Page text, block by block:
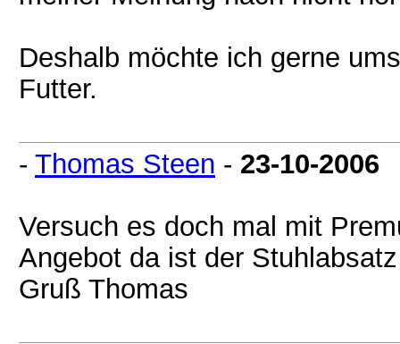
Deshalb möchte ich gerne
Futter.
- Thomas Steen - 23-10-2006
Versuch es doch mal mit
Angebot da ist der
Gruß Thomas